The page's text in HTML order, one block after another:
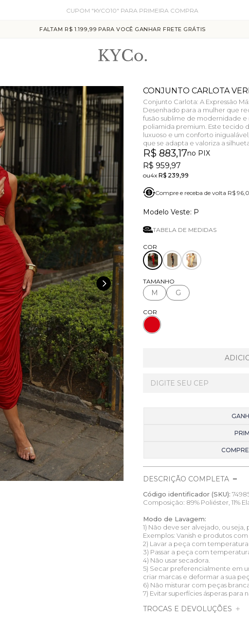
CUPOM "KYCO10" PARA PRIMEIRA COMPRA
FALTAM R$ 1.199,99 PARA VOCÊ GANHAR FRETE GRÁTIS
CONJUNTO CARLOTA
Conjunto Carlota: A Expressão
Desenhado para a mulher que
fusão sublime de modernidade
poliamida premium. Este tecido
luxuoso e um conforto
que se adapta e valoriza a
R$ 883,17no PIX
R$ 959,97
4xR$ 239,99
Compre e receba de volta R$
P
TABELA DE MEDIDAS
TAMANHO
M G
COR
DESCRIÇÃO COMPLETA
Código identificador (SKU):
Composição: 89% Poliéster, 11%
Modo de Lavagem:
1) Não deve ser alvejado, ou
Exemplos: Vanish e produtos
2) Lavar a peça com
3) Passar a peça com
4) Não usar secadora.
5) Secar preferencialmente em
criar marcas e deformar a sua
6) Não misturar com peças
7) Evitar superfícies ásperas para
TROCAS E DEVOLUÇÕES